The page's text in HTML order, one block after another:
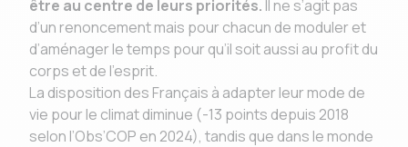
être au centre de leurs priorités. Il ne s’agit pas
d’un renoncement mais pour chacun de moduler et
d’aménager le temps pour qu’il soit aussi au profit du
corps et de l’esprit.
La disposition des Français à adapter leur mode de
vie pour le climat diminue (-13 points depuis 2018
selon l’Obs’COP en 2024), tandis que dans le monde